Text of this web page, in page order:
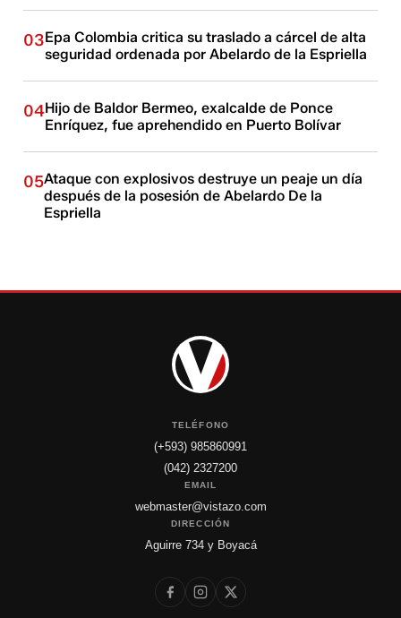
03Epa Colombia critica su traslado a cárcel de alta
seguridad ordenada por Abelardo de la Espriella
04Hijo de Baldor Bermeo, exalcalde de Ponce
Enríquez, fue aprehendido en Puerto Bolívar
05Ataque con explosivos destruye un peaje un día
después de la posesión de Abelardo De la
Espriella
TELÉFONO
(+593) 985860991
(042) 2327200
EMAIL
webmaster@vistazo.com
DIRECCIÓN
Aguirre 734 y Boyacá